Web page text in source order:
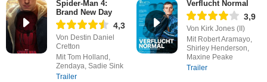
Spider-Man 4:
Brand New Day
4,3
Von Destin Daniel
Cretton
Mit Tom Holland,
Zendaya, Sadie Sink
Trailer
Verflucht Normal
3,9
Von Kirk Jones (II)
Mit Robert Aramayo,
Shirley Henderson,
Maxine Peake
Trailer